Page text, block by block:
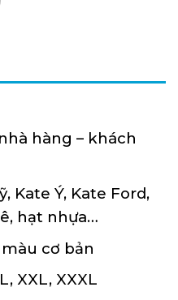
hàng – khách
Kate Ý, Kate Ford,
hạt nhựa…
cơ bản
XXL, XXXL